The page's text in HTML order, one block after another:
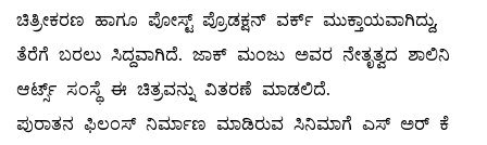
ಚಿತ್ರೀಕರಣ ಹಾಗೂ ಪೋಸ್ಟ್ ಪ್ರೊಡಕ್ಷನ್ ವರ್ಕ್ ಮುಕ್ತಾಯವಾಗಿದ್ದು,
ತೆರೆಗೆ ಬರಲು ಸಿದ್ದವಾಗಿದೆ. ಜಾಕ್ ಮಂಜು ಅವರ ನೇತೃತ್ವದ ಶಾಲಿನಿ‌
ಆರ್ಟ್ಸ್ ಸಂಸ್ಥೆ ಈ ಚಿತ್ರವನ್ನು ವಿತರಣೆ ಮಾಡಲಿದೆ.
ಪುರಾತನ ಫಿಲಂಸ್ ನಿರ್ಮಾಣ ಮಾಡಿರುವ ಸಿನಿಮಾಗೆ ಎಸ್ ಅರ್ ಕೆ